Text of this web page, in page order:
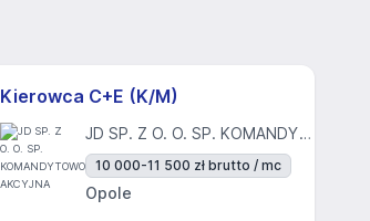
Kierowca C+E (K/M)
JD SP. Z O. O. SP. KOMANDYTOWO-AKCYJNA
10 000-11 500 zł brutto / mc
Opole